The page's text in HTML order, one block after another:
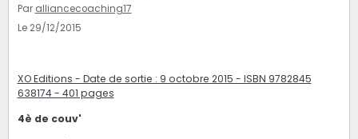
Par alliancecoaching17
Le 29/12/2015
XO Editions - Date de sortie : 9 octobre 2015 - ISBN 9782845
638174 - 401 pages
4è de couv'